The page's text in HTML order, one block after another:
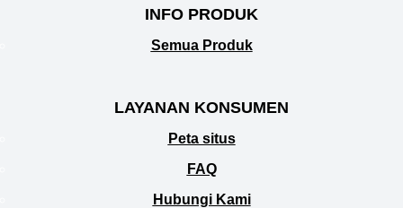
INFO PRODUK
Semua Produk
LAYANAN KONSUMEN
Peta situs
FAQ
Hubungi Kami